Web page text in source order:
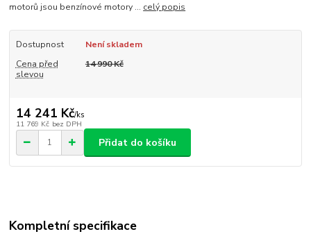
motorů jsou benzínové motory ... celý popis
Dostupnost
Není skladem
Cena před
slevou
14 990 Kč
14 241 Kč/ks
11 769 Kč bez DPH
Přidat do košíku
Kompletní specifikace